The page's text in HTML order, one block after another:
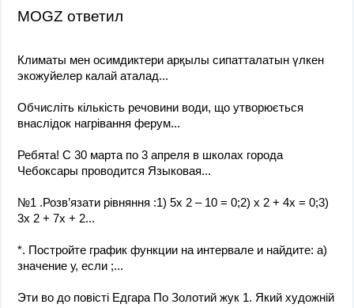
MOGZ ответил
Климаты мен осимдиктери арқылы сипатталатын үлкен
экожуйелер калай аталад​...
Обчисліть кількість речовини води, що утворюється
внаслідок нагрівання ферум...
Ребята! С 30 марта по 3 апреля в школах города
Чебоксары проводится Языковая...
№1 .Розв’язати рівняння :1) 5х 2 – 10 = 0;2) х 2 + 4х = 0;3)
3х 2 + 7х + 2...
*. Постройте график функции на интервале и найдите: а)
значение у, если ;...
Эти во до повісті Едгара По Золотий жук 1. Який художній